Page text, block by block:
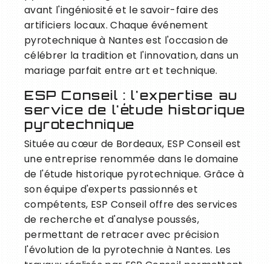
avant l'ingéniosité et le savoir-faire des
artificiers locaux. Chaque événement
pyrotechnique à Nantes est l'occasion de
célébrer la tradition et l'innovation, dans un
mariage parfait entre art et technique.
ESP Conseil : l'expertise au
service de l'étude historique
pyrotechnique
Située au cœur de Bordeaux, ESP Conseil est
une entreprise renommée dans le domaine
de l'étude historique pyrotechnique. Grâce à
son équipe d'experts passionnés et
compétents, ESP Conseil offre des services
de recherche et d'analyse poussés,
permettant de retracer avec précision
l'évolution de la pyrotechnie à Nantes. Les